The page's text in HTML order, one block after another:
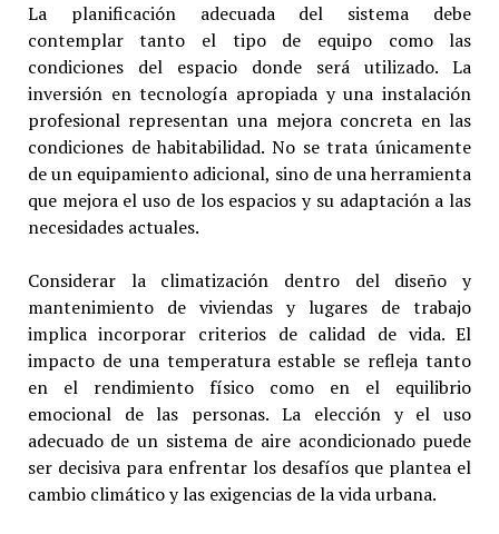
La planificación adecuada del sistema debe
contemplar tanto el tipo de equipo como las
condiciones del espacio donde será utilizado. La
inversión en tecnología apropiada y una instalación
profesional representan una mejora concreta en las
condiciones de habitabilidad. No se trata únicamente
de un equipamiento adicional, sino de una herramienta
que mejora el uso de los espacios y su adaptación a las
necesidades actuales.
Considerar la climatización dentro del diseño y
mantenimiento de viviendas y lugares de trabajo
implica incorporar criterios de calidad de vida. El
impacto de una temperatura estable se refleja tanto
en el rendimiento físico como en el equilibrio
emocional de las personas. La elección y el uso
adecuado de un sistema de aire acondicionado puede
ser decisiva para enfrentar los desafíos que plantea el
cambio climático y las exigencias de la vida urbana.